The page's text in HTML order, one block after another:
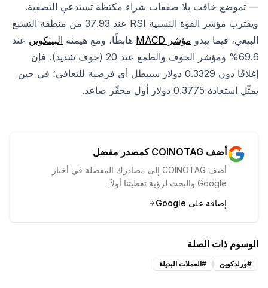
— تموضع خافت بلا صفقات شراء مكتظة تستدعي التصفية.
ويقترب مؤشر القوة النسبية RSI عند 37.93 من منطقة التشبع
البيعي، فيما يبدو مؤشر MACD هابطًا، ومع هيمنة البيتكوين عند
69.6% ومؤشر الخوف والطمع عند 20 (خوف شديد)، فإن
إغلاقًا دون 0.3329 دولار سيبطل أي فرضية للتعافي؛ في حين
يمثّل استعادة 0.3775 دولار أول محفّز صاعد.
أضف COINOTAG كمصدر مفضل
أضف COINOTAG إلى مصادرك المفضلة في أخبار
Google والبحث لرؤية تغطيتنا أولاً.
إضافة على Google
الوسوم ذات الصلة
#ورلدكوين #العملات البديلة